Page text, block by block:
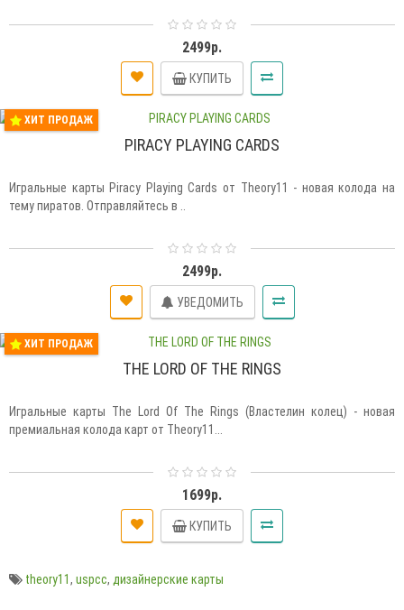
2499р.
КУПИТЬ
ХИТ ПРОДАЖ
PIRACY PLAYING CARDS
Игральные карты Piracy Playing Cards от Theory11 - новая колода на
тему пиратов. Отправляйтесь в ..
2499р.
УВЕДОМИТЬ
ХИТ ПРОДАЖ
THE LORD OF THE RINGS
Игральные карты The Lord Of The Rings (Властелин колец) - новая
премиальная колода карт от Theory11...
1699р.
КУПИТЬ
theory11, uspcc, дизайнерские карты